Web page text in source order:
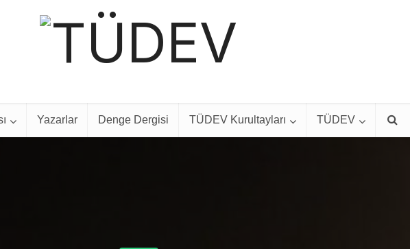
Yazarlar Denge Dergisi TÜDEV Kurultayları TÜDEV